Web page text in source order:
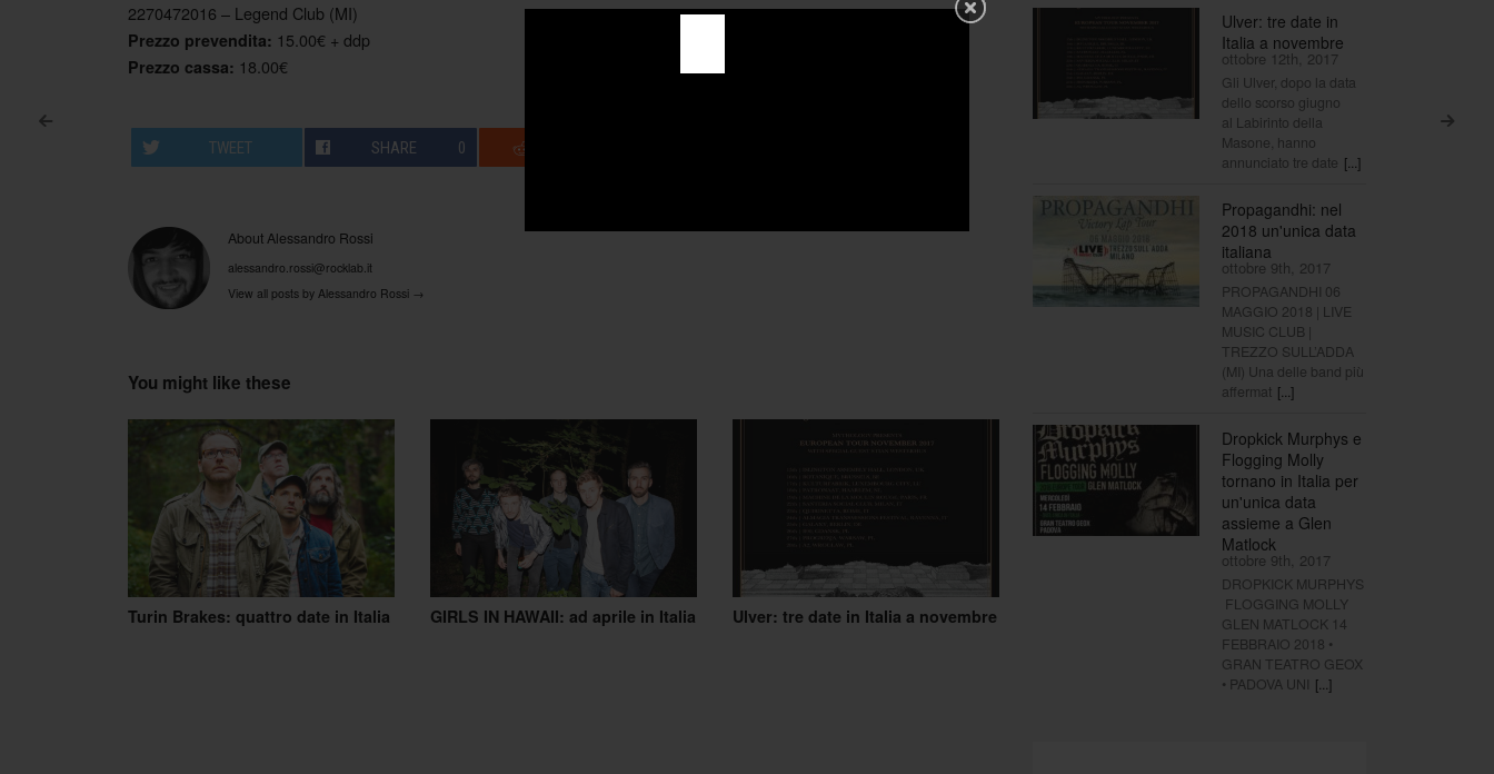
Post navigation
< >
2270472016 – Legend Club (MI)
Prezzo prevendita: 15.00€ + ddp
Prezzo cassa: 18.00€
TWEET SHARE 0
About Alessandro Rossi
alessandro.rossi@rocklab.it
View all posts by Alessandro Rossi →
You might like these
Turin Brakes: quattro date in Italia GIRLS IN HAWAII: ad aprile in Italia Ulver: tre date in Italia a novembre
Ulver: tre date in
Italia a novembre
ottobre 12th, 2017
Gli Ulver, dopo la data
dello scorso giugno
al Labirinto della
Masone, hanno
annunciato tre date [...]
Propagandhi: nel
2018 un'unica data
italiana
ottobre 9th, 2017
PROPAGANDHI 06
MAGGIO 2018 | LIVE
MUSIC CLUB |
TREZZO SULL’ADDA
(MI) Una delle band più
affermat [...]
Dropkick Murphys e
Flogging Molly
tornano in Italia per
un'unica data
assieme a Glen
Matlock
ottobre 9th, 2017
DROPKICK MURPHYS
FLOGGING MOLLY
GLEN MATLOCK 14
FEBBRAIO 2018 •
GRAN TEATRO GEOX
• PADOVA UNI [...]